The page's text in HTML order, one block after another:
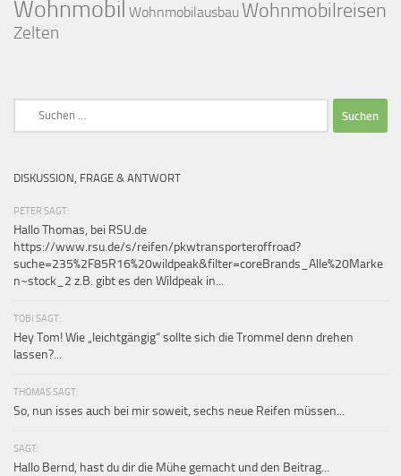
Wohnmobil Wohnmobilausbau Wohnmobilreisen
Zelten
Suchen
nach:
DISKUSSION, FRAGE & ANTWORT
PETER SAGT:
Hallo Thomas, bei RSU.de
https://www.rsu.de/s/reifen/pkwtransporteroffroad?
suche=235%2F85R16%20wildpeak&filter=coreBrands_Alle%20Marke
n~stock_2 z.B. gibt es den Wildpeak in...
TOBI SAGT:
Hey Tom! Wie „leichtgängig“ sollte sich die Trommel denn drehen
lassen?...
THOMAS SAGT:
So, nun isses auch bei mir soweit, sechs neue Reifen müssen...
SAGT:
Hallo Bernd, hast du dir die Mühe gemacht und den Beitrag...